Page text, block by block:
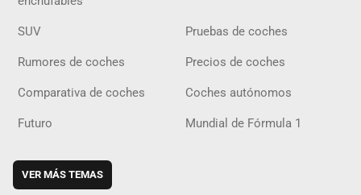
SUV Pruebas de coches
Rumores de coches Precios de coches
Comparativa de coches Coches autónomos
Futuro Mundial de Fórmula 1
VER MÁS TEMAS